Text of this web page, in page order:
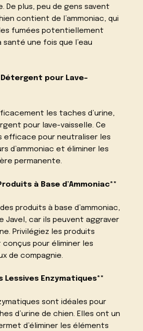
De plus, peu de gens savent
contient de l’ammoniac, qui
fumées potentiellement
santé une fois que l’eau
pour Lave-
les taches d’urine,
pour lave-vaisselle. Ce
efficace pour neutraliser les
d’ammoniac et éliminer les
permanente.
à Base d’Ammoniac**
produits à base d’ammoniac,
Javel, car ils peuvent aggraver
Privilégiez les produits
pour éliminer les
de compagnie.
Lessives Enzymatiques**
sont idéales pour
d’urine de chien. Elles ont un
d’éliminer les éléments